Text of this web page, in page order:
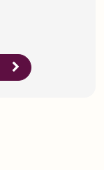
sobre